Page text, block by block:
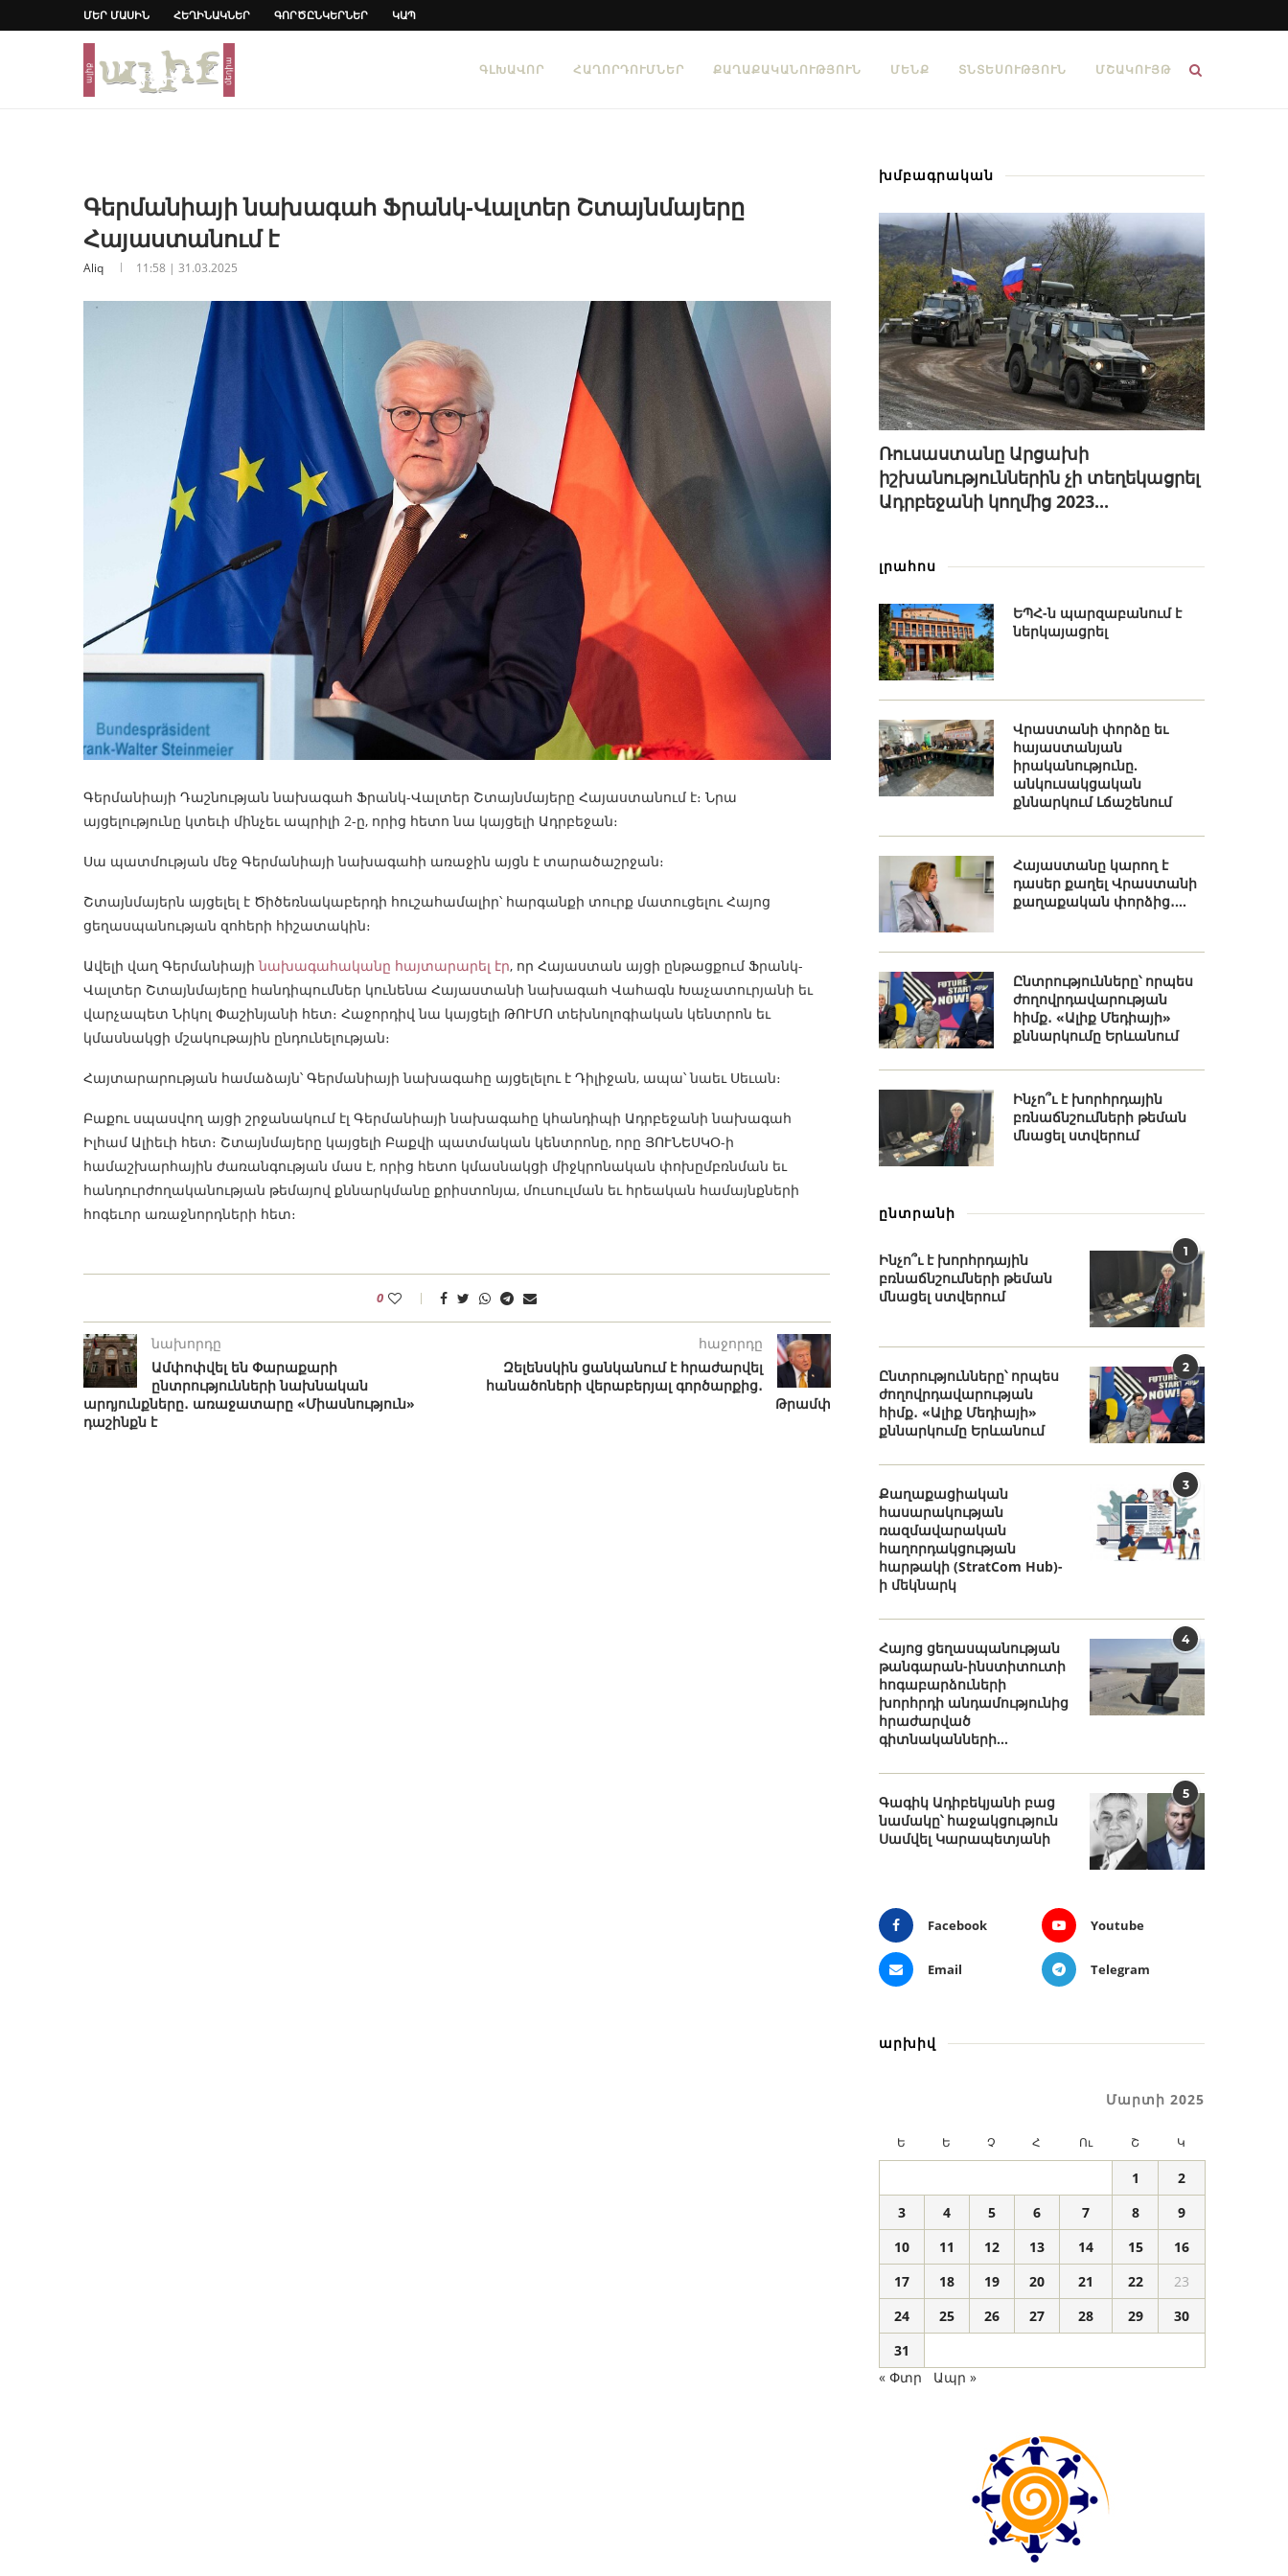
ՄԵՐ ՄԱՍԻՆ ՀԵՂԻՆԱԿՆԵՐ ԳՈՐԾԸՆԿԵՐՆԵՐ ԿԱՊ
ԳԼԽԱՎՈՐ ՀԱՂՈՐԴՈՒՄՆԵՐ ՔԱՂԱՔԱԿԱՆՈՒԹՅՈՒՆ ՄԵՆՔ ՏՆՏԵՍՈՒԹՅՈՒՆ ՄՇԱԿՈՒՅԹ
Գերմանիայի նախագահ Ֆրանկ-Վալտեր Շտայնմայերը
Հայաստանում է
Aliq 11:58 | 31.03.2025
Գերմանիայի Դաշնության նախագահ Ֆրանկ-Վալտեր Շտայնմայերը Հայաստանում է։ Նրա
այցելությունը կտեւի մինչեւ ապրիլի 2-ը, որից հետո նա կայցելի Ադրբեջան։
Սա պատմության մեջ Գերմանիայի նախագահի առաջին այցն է տարածաշրջան։
Շտայնմայերն այցելել է Ծիծեռնակաբերդի հուշահամալիր՝ հարգանքի տուրք մատուցելու Հայոց
ցեղասպանության զոհերի հիշատակին։
Ավելի վաղ Գերմանիայինախագահականը հայտարարել էր, որ Հայաստան այցի ընթացքում Ֆրանկ-
Վալտեր Շտայնմայերը հանդիպումներ կունենա Հայաստանի նախագահ Վահագն Խաչատուրյանի եւ
վարչապետ Նիկոլ Փաշինյանի հետ։ Հաջորդիվ նա կայցելի ԹՈՒՄՈ տեխնոլոգիական կենտրոն եւ
կմասնակցի մշակութային ընդունելության։
Հայտարարության համաձայն՝ Գերմանիայի նախագահը այցելելու է Դիլիջան, ապա՝ նաեւ Սեւան։
Բաքու սպասվող այցի շրջանակում էլ Գերմանիայի նախագահը կհանդիպի Ադրբեջանի նախագահ
Իլհամ Ալիեւի հետ։ Շտայնմայերը կայցելի Բաքվի պատմական կենտրոնը, որը ՅՈՒՆԵՍԿՕ-ի
համաշխարհային ժառանգության մաս է, որից հետո կմասնակցի միջկրոնական փոխըմբռնման եւ
հանդուրժողականության թեմայով քննարկմանը քրիստոնյա, մուսուլման եւ հրեական համայնքների
հոգեւոր առաջնորդների հետ։
0
նախորդը
Ամփոփվել են Փարաքարի
ընտրությունների նախնական
արդյունքները․ առաջատարը «Միասնություն»
դաշինքն է
հաջորդը
Զելենսկին ցանկանում է հրաժարվել
հանածոների վերաբերյալ գործարքից․
Թրամփ
խմբագրական
Ռուսաստանը Արցախի
իշխանություններին չի տեղեկացրել
Ադրբեջանի կողմից 2023...
լրահոս
ԵՊՀ-ն պարզաբանում է
ներկայացրել
Վրաստանի փորձը եւ
հայաստանյան
իրականությունը.
անկուսակցական
քննարկում Լճաշենում
Հայաստանը կարող է
դասեր քաղել Վրաստանի
քաղաքական փորձից․...
Ընտրությունները՝ որպես
ժողովրդավարության
հիմք․ «Ալիք Մեդիայի»
քննարկումը Երևանում
Ինչո՞ւ է խորհրդային
բռնաճնշումների թեման
մնացել ստվերում
ընտրանի
1
Ինչո՞ւ է խորհրդային
բռնաճնշումների թեման
մնացել ստվերում
2
Ընտրությունները՝ որպես
ժողովրդավարության
հիմք․ «Ալիք Մեդիայի»
քննարկումը Երևանում
3
Քաղաքացիական
հասարակության
ռազմավարական
հաղորդակցության
հարթակի (StratCom Hub)-
ի մեկնարկ
4
Հայոց ցեղասպանության
թանգարան-ինստիտուտի
հոգաբարձուների
խորհրդի անդամությունից
հրաժարված
գիտնականների...
5
Գագիկ Ադիբեկյանի բաց
նամակը՝ հաջակցություն
Սամվել Կարապետյանի
Facebook Youtube
Email Telegram
արխիվ
Մարտի 2025
Ե Ե Չ Հ Ու Շ Կ
1
2
3
4 5 6 7 8
9
10
11 12 13 14 15
16
17
18 19 20 21 22
23
24
25 26 27 28 29
30
31
« Փտր
Ապր »